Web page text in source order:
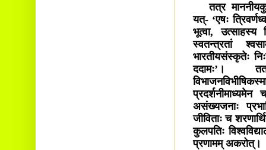
तत्र
यत्- ‘एषः
भूत्वा, उत्साहस्य
स्वतन्त्रतां
भारतीयसंस्कृतेः
ददामः’।
असंख्यजनाः
जीविताः च
कुलपतिः
प्रणामम् अकरोत्।